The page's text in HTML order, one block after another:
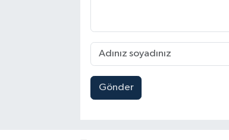
Gönder